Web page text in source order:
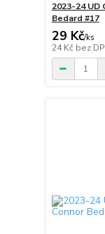
2023-24
Bedard #17
29 Kč/ks
24 Kč bez